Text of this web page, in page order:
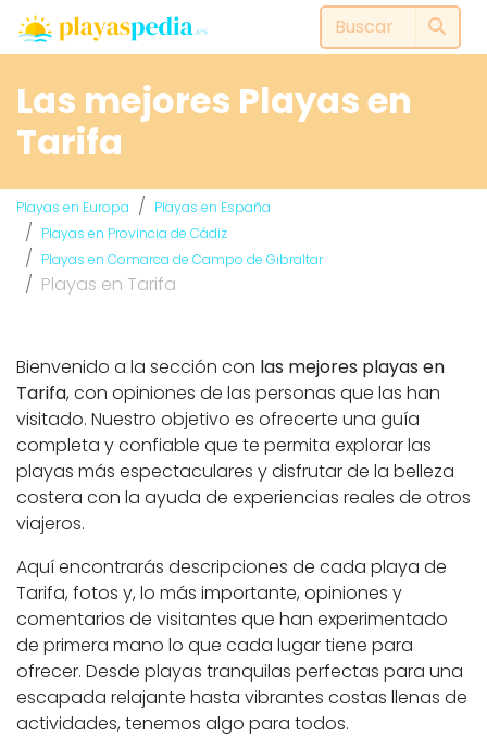
Las mejores Playas en
Tarifa
Playas en Europa
Playas en España
Playas en Provincia de Cádiz
Playas en Comarca de Campo de Gibraltar
Playas en Tarifa
Bienvenido a la sección con las mejores playas en
Tarifa, con opiniones de las personas que las han
visitado. Nuestro objetivo es ofrecerte una guía
completa y confiable que te permita explorar las
playas más espectaculares y disfrutar de la belleza
costera con la ayuda de experiencias reales de otros
viajeros.
Aquí encontrarás descripciones de cada playa de
Tarifa, fotos y, lo más importante, opiniones y
comentarios de visitantes que han experimentado
de primera mano lo que cada lugar tiene para
ofrecer. Desde playas tranquilas perfectas para una
escapada relajante hasta vibrantes costas llenas de
actividades, tenemos algo para todos.